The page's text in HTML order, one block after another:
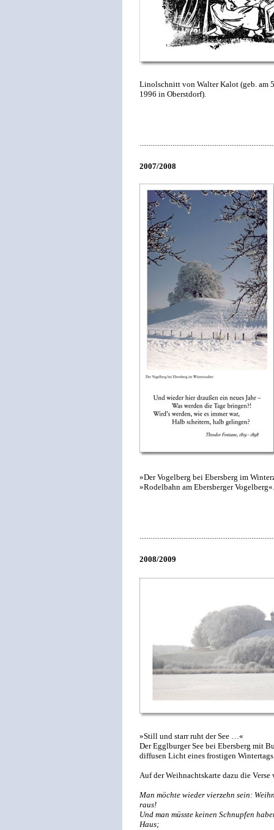
Linolschnitt von Walter Kalot (geb. am
1996 in Oberstdorf).
2007/2008
»Der Vogelberg bei Ebersberg im
»Rodelbahn am Ebersberger Vogelberg«.
2008/2009
»Still und starr ruht der See …«
Der Egglburger See bei Ebersberg mit
diffusen Licht eines frostigen
Auf der Weihnachtskarte dazu die
Man möchte wieder vierzehn sein:
raus!
Und man müsste keinen Schnupfen
Haus;